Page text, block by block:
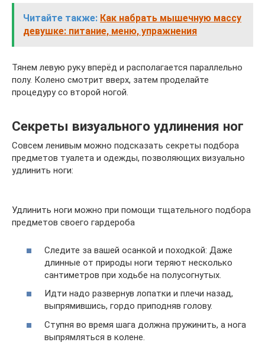
Читайте также: Как набрать мышечную массу
девушке: питание, меню, упражнения
Тянем левую руку вперёд и располагается параллельно
полу. Колено смотрит вверх, затем проделайте
процедуру со второй ногой.
Секреты визуального удлинения ног
Совсем ленивым можно подсказать секреты подбора
предметов туалета и одежды, позволяющих визуально
удлинить ноги:
Удлинить ноги можно при помощи тщательного подбора
предметов своего гардероба
Следите за вашей осанкой и походкой: Даже
длинные от природы ноги теряют несколько
сантиметров при ходьбе на полусогнутых.
Идти надо развернув лопатки и плечи назад,
выпрямившись, гордо приподняв голову.
Ступня во время шага должна пружинить, а нога
выпрямляться в колене.